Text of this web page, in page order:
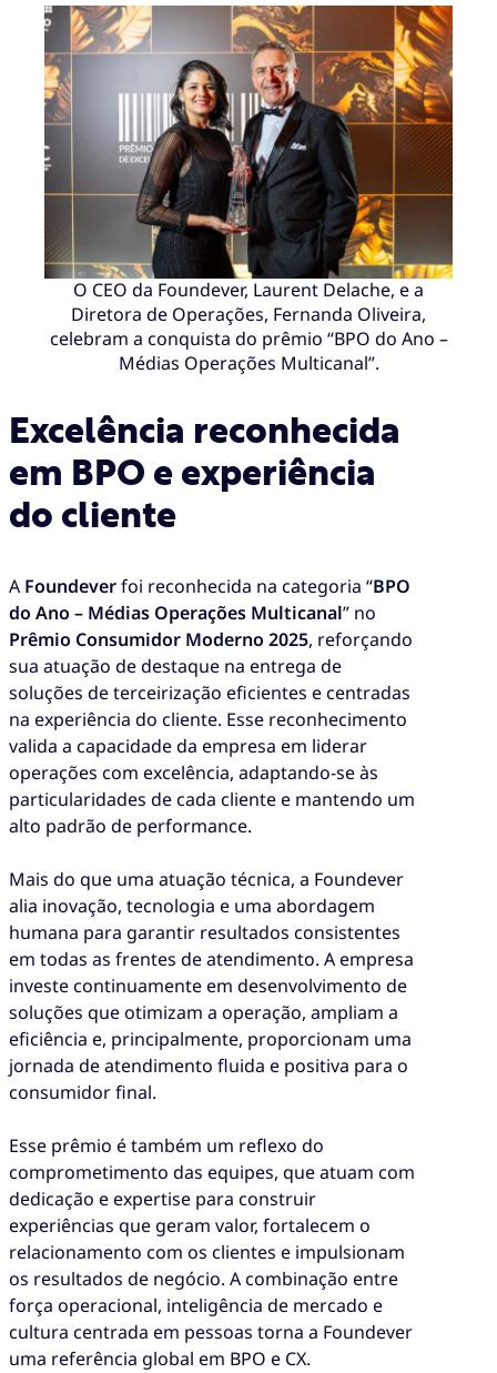
O CEO da Foundever, Laurent Delache, e a
Diretora de Operações, Fernanda Oliveira,
celebram a conquista do prêmio “BPO do Ano –
Médias Operações Multicanal”.
Excelência reconhecida
em BPO e experiência
do cliente
A Foundeverfoi reconhecida na categoria “BPO
do Ano – Médias Operações Multicanal” no
Prêmio Consumidor Moderno 2025, reforçando
sua atuação de destaque na entrega de
soluções de terceirização eficientes e centradas
na experiência do cliente. Esse reconhecimento
valida a capacidade da empresa em liderar
operações com excelência, adaptando-se às
particularidades de cada cliente e mantendo um
alto padrão de performance.
Mais do que uma atuação técnica, a Foundever
alia inovação, tecnologia e uma abordagem
humana para garantir resultados consistentes
em todas as frentes de atendimento. A empresa
investe continuamente em desenvolvimento de
soluções que otimizam a operação, ampliam a
eficiência e, principalmente, proporcionam uma
jornada de atendimento fluida e positiva para o
consumidor final.
Esse prêmio é também um reflexo do
comprometimento das equipes, que atuam com
dedicação e expertise para construir
experiências que geram valor, fortalecem o
relacionamento com os clientes e impulsionam
os resultados de negócio. A combinação entre
força operacional, inteligência de mercado e
cultura centrada em pessoas torna a Foundever
uma referência global em BPO e CX.